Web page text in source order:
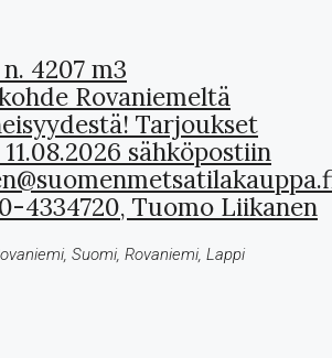
4207 m3
Rovaniemeltä
Tarjoukset
sähköpostiin
4334720, Tuomo Liikanen
Suomi, Rovaniemi, Lappi